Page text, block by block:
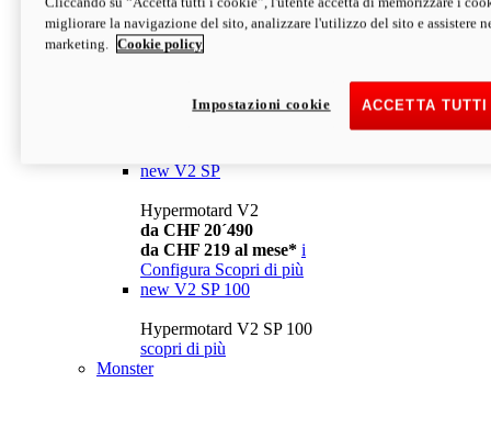
da CHF 13´990
Configura Scopri di più
newV2
da CHF 15´990
new V2 SP
Hypermotard V2
da CHF 20´490
da CHF 219 al mese* i
Configura Scopri di più
new V2 SP 100
Hypermotard V2 SP 100
scopri di più
Monster
migliorare la navigazione del sito, analizzare l'utilizzo del sito e assistere
marketing.
Cookie policy
ACCETTA
Impostazioni cookie